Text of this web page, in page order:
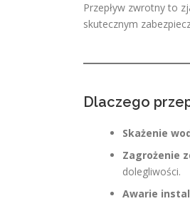
Przepływ zwrotny to
skutecznym
Dlaczego
Skażenie
Zagrożenie
dolegliwości.
Awarie